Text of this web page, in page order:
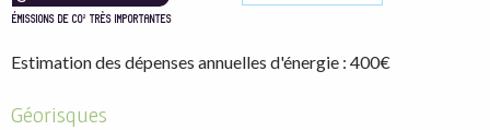
Estimation des dépenses annuelles d'énergie : 400€
Géorisques